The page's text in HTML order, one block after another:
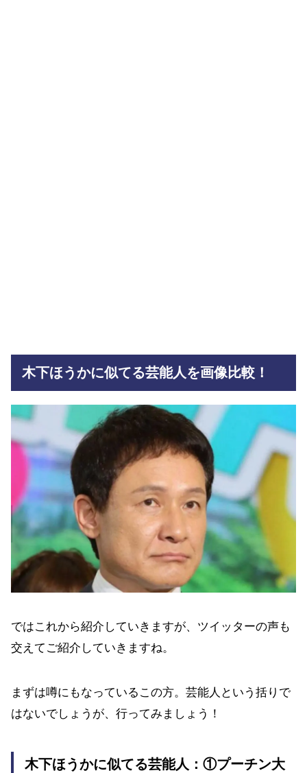
木下ほうかに似てる芸能人を画像比較！
ではこれから紹介していきますが、ツイッターの声も
交えてご紹介していきますね。
まずは噂にもなっているこの方。芸能人という括りで
はないでしょうが、行ってみましょう！
木下ほうかに似てる芸能人：①プーチン大